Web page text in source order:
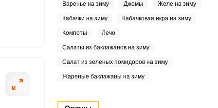
Варенье на зиму Джемы Желе на зиму
Кабачки на зиму Кабачковая икра на зиму
Компоты Лечо
Салаты из баклажанов на зиму
Салат из зеленых помидоров на зиму
Жареные баклажаны на зиму